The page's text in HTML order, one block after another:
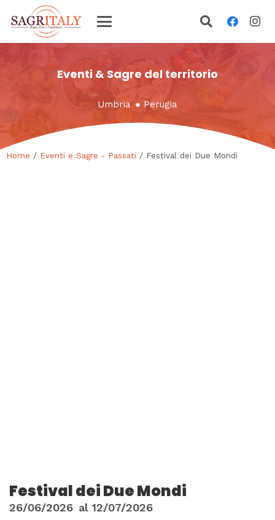
Eventi & Sagre del territorio
Umbria ● Perugia
Home / Eventi e Sagre - Passati / Festival dei Due Mondi
Festival dei Due Mondi
26/06/2026 al 12/07/2026